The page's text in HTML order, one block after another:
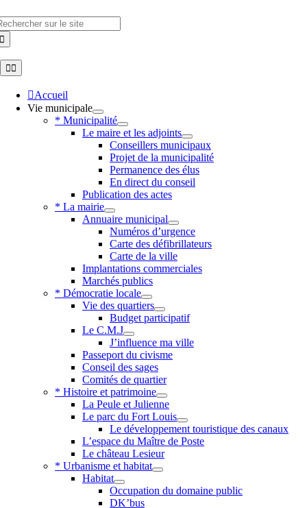
to
content
Toggle
Navigation
Accueil
Vie municipale
* Municipalité
Le maire et les adjoints
Conseillers municipaux
Projet de la municipalité
Permanence des élus
En direct du conseil
Publication des actes
* La mairie
Annuaire municipal
Numéros d’urgence
Carte des défibrillateurs
Carte de la ville
Implantations commerciales
Marchés publics
* Démocratie locale
Vie des quartiers
Budget participatif
Le C.M.J
J’influence ma ville
Passeport du civisme
Conseil des sages
Comités de quartier
* Histoire et patrimoine
La Peule et Julienne
Le parc du Fort Louis
Le développement touristique des canaux
L’espace du Maître de Poste
Le château Lesieur
* Urbanisme et habitat
Habitat
Occupation du domaine public
DK’bus